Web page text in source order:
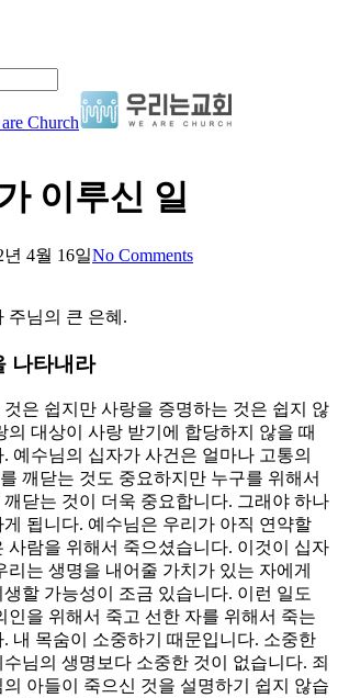
이루신 일
년 4월 16일No Comments
주님의 큰 은혜.
나타내라
은 쉽지만 사랑을 증명하는 것은 쉽지 않
의 대상이 사랑 받기에 합당하지 않을 때
예수님의 십자가 사건은 얼마나 고통의
깨닫는 것도 중요하지만 누구를 위해서
닫는 것이 더욱 중요합니다. 그래야 하나
됩니다. 예수님은 우리가 아직 연약할
사람을 위해서 죽으셨습니다. 이것이 십자
리는 생명을 내어줄 가치가 있는 자에게
할 가능성이 조금 있습니다. 이런 일도
인을 위해서 죽고 선한 자를 위해서 죽는
내 목숨이 소중하기 때문입니다. 소중한
님의 생명보다 소중한 것이 없습니다. 죄
아들이 죽으신 것을 설명하기 쉽지 않습